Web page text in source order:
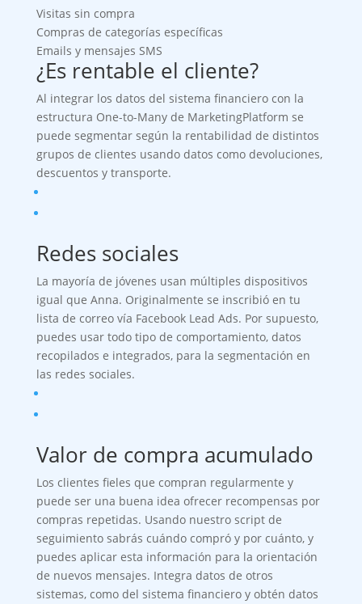
Visitas sin compra
Compras de categorías específicas
Emails y mensajes SMS
¿Es rentable el cliente?
Al integrar los datos del sistema financiero con la
estructura One-to-Many de MarketingPlatform se
puede segmentar según la rentabilidad de distintos
grupos de clientes usando datos como devoluciones,
descuentos y transporte.
Redes sociales
La mayoría de jóvenes usan múltiples dispositivos
igual que Anna. Originalmente se inscribió en tu
lista de correo vía Facebook Lead Ads. Por supuesto,
puedes usar todo tipo de comportamiento, datos
recopilados e integrados, para la segmentación en
las redes sociales.
Valor de compra acumulado
Los clientes fieles que compran regularmente y
puede ser una buena idea ofrecer recompensas por
compras repetidas. Usando nuestro script de
seguimiento sabrás cuándo compró y por cuánto, y
puedes aplicar esta información para la orientación
de nuevos mensajes. Integra datos de otros
sistemas, como del sistema financiero y obtén datos